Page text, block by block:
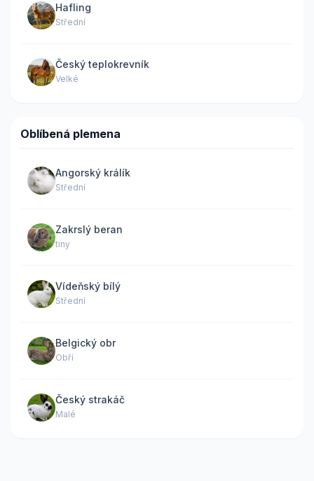
Hafling
Střední
Český teplokrevník
Velké
Oblíbená plemena
Angorský králík
Střední
Zakrslý beran
tiny
Vídeňský bílý
Střední
Belgický obr
Obří
Český strakáč
Malé